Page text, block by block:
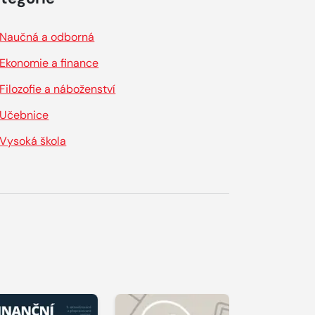
Naučná a odborná
Ekonomie a finance
Filozofie a náboženství
Učebnice
Vysoká škola